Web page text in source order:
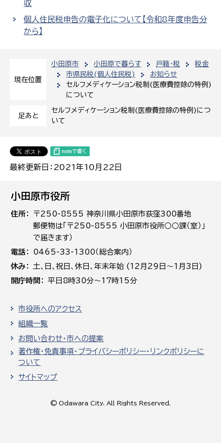
現在位置
小田原市 小田原で暮らす 戸籍・税
税金
市県民税(個人住民税)
お知らせ
セルフメディケーション税制(医療費控除の特例)
について
足あと
セルフメディケーション税制(医療費控除の特例)につ
いて
最終更新日：2021年10月22日
収
個人住民税申告の電子化について【令和8年度申告分
から】
小田原市役所
住所
〒250-8555 神奈川県小田原市荻窪300番地
郵便物は「〒250-8555 小田原市役所○○課（室）」
で届きます）
電話
0465-33-1300（総合案内）
休み
土､日､祝日、休日、年末年始 (12月29日～1月3日)
開庁時間
平日8時30分～17時15分
市役所へのアクセス
組織一覧
お問い合わせ・市への提案
著作権・免責事項・プライバシーポリシー・リンクポリシーに
ついて
サイトマップ
© Odawara City, All Rights Reserved.